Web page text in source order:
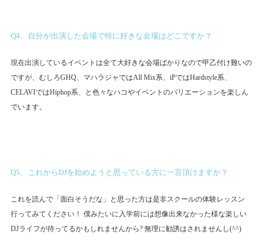
Q4、自分が出演した会場で特に好きな会場はどこですか？
現在出演しているイベントは全て大好きな会場ばかりなので甲乙付け難いの
ですが、むしろGHQ、マハラジャではAll Mix系、iPではHardstyle系、
CELAVIではHiphop系、と色々なハコやイベントのバリエーションを楽しん
でいます。
Q5、これからDJを始めようと思っている方に一言頂けますか？
これを読んで「面白そうだな」と思った方は是非スクールの体験レッスン
行ってみてください！ 僕みたいに入学前には想像出来なかった様な楽しい
DJライフが待ってるかもしれませんから? 無理に勧誘はされませんし(^^)